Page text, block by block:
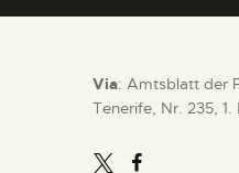
Via: Amtsblatt der
Tenerife, Nr. 235,